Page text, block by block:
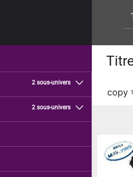
2 sous-univers
2 sous-univers
copy